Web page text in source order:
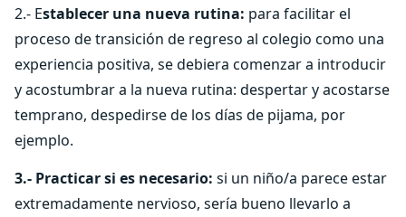
2.- Establecer una nueva rutina: para facilitar el
proceso de transición de regreso al colegio como una
experiencia positiva, se debiera comenzar a introducir
y acostumbrar a la nueva rutina: despertar y acostarse
temprano, despedirse de los días de pijama, por
ejemplo.
3.- Practicar si es necesario: si un niño/a parece estar
extremadamente nervioso, sería bueno llevarlo a